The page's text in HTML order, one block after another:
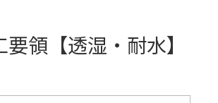
領【透湿・耐水】